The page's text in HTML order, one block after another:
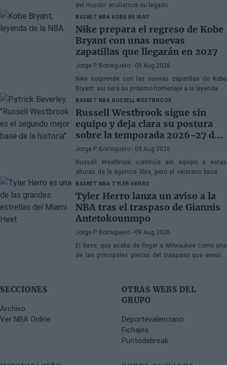
del mundo: analiamos su legado
BASKET NBA KOBE BRYANT
Nike prepara el regreso de Kobe
Bryant con unas nuevas
zapatillas que llegarán en 2027
Jorge P. Borreguero - 09 Aug 2026
Nike sorprende con las nuevas zapatillas de Kobe
Bryant: así será su próximo homenaje a la leyenda de
los Lakers
BASKET NBA RUSSELL WESTBROOK
Russell Westbrook sigue sin
equipo y deja clara su postura
sobre la temporada 2026-27 de
la NBA
Jorge P. Borreguero - 09 Aug 2026
Russell Westbrook continúa sin equipo a estas
alturas de la agencia libre, pero el veterano base no
parece preocupado por la situación
BASKET NBA TYLER HERRO
Tyler Herro lanza un aviso a la
NBA tras el traspaso de Giannis
Antetokounmpo
Jorge P. Borreguero - 09 Aug 2026
El base, que acaba de llegar a Milwaukee como una
de las principales piezas del traspaso que envió a
SECCIONES
Archivo
Ver NBA Online
OTRAS WEBS DEL
GRUPO
Deportevalenciano
Fichajes
Puntodebreak